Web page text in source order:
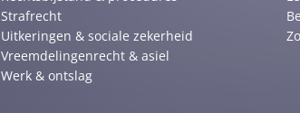
Strafrecht
Uitkeringen & sociale zekerheid
Vreemdelingenrecht & asiel
Werk & ontslag